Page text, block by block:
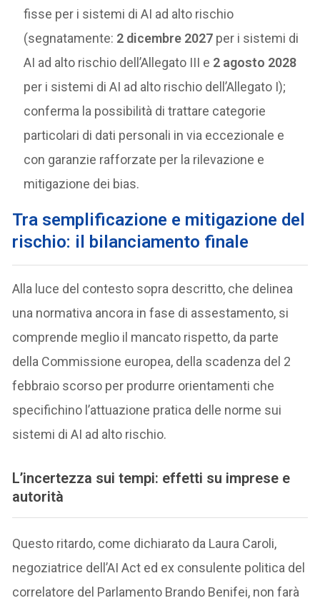
fisse per i sistemi di AI ad alto rischio
(segnatamente: 2 dicembre 2027 per i sistemi di
AI ad alto rischio dell’Allegato III e 2 agosto 2028
per i sistemi di AI ad alto rischio dell’Allegato I);
conferma la possibilità di trattare categorie
particolari di dati personali in via eccezionale e
con garanzie rafforzate per la rilevazione e
mitigazione dei bias.
Tra semplificazione e mitigazione del
rischio: il bilanciamento finale
Alla luce del contesto sopra descritto, che delinea
una normativa ancora in fase di assestamento, si
comprende meglio il mancato rispetto, da parte
della Commissione europea, della scadenza del 2
febbraio scorso per produrre orientamenti che
specifichino l’attuazione pratica delle norme sui
sistemi di AI ad alto rischio.
L’incertezza sui tempi: effetti su imprese e
autorità
Questo ritardo, come dichiarato da Laura Caroli,
negoziatrice dell’AI Act ed ex consulente politica del
correlatore del Parlamento Brando Benifei, non farà